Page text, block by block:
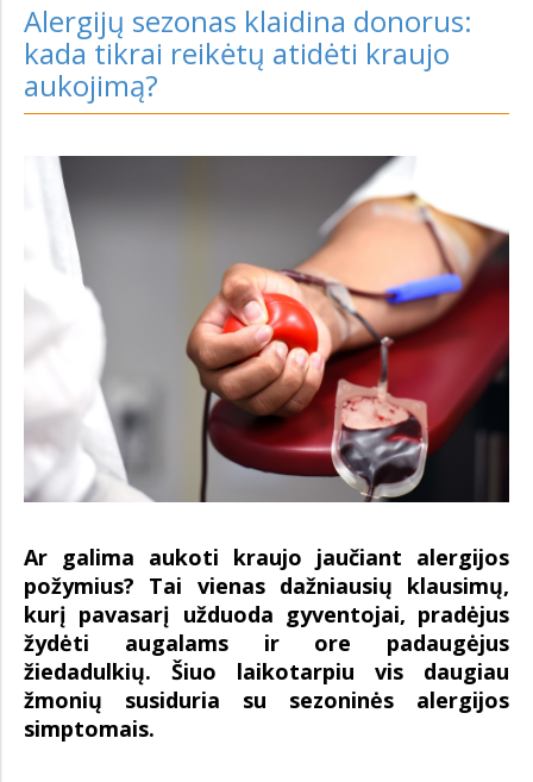
Alergijų sezonas klaidina donorus:
kada tikrai reikėtų atidėti kraujo
aukojimą?
Ar galima aukoti kraujo jaučiant alergijos
požymius? Tai vienas dažniausių klausimų,
kurį pavasarį užduoda gyventojai, pradėjus
žydėti augalams ir ore padaugėjus
žiedadulkių. Šiuo laikotarpiu vis daugiau
žmonių susiduria su sezoninės alergijos
simptomais.